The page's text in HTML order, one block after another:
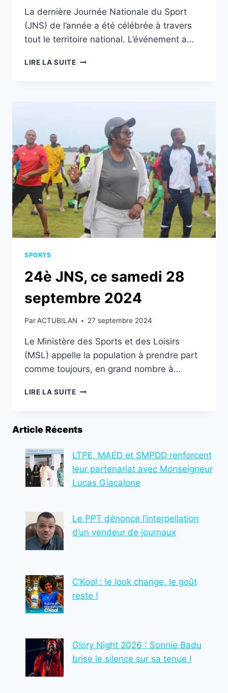
La dernière Journée Nationale du Sport
(JNS) de l’année a été célébrée à travers
tout le territoire national. L’événement a…
LIRE LA SUITETOGO/DERNIÈRE
JOIE
ET
DE
LA
SOLIDARITÉ
DANS
LE
GOLFE
SPORTS
24è JNS, ce samedi 28
septembre 2024
ParACTUBILAN 27 septembre 2024
Le Ministère des Sports et des Loisirs
(MSL) appelle la population à prendre part
comme toujours, en grand nombre à…
LIRE LA SUITE24È
28
2024
Article Récents
LTPE, MAED et SMPDD renforcent
leur partenariat avec Monseigneur
Lucas Giacalone
Le PPT dénonce l’interpellation
d’un vendeur de journaux
C’Kool : le look change, le goût
reste !
Glory Night 2026 : Sonnie Badu
brise le silence sur sa tenue !